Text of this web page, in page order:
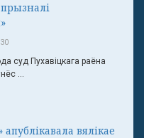
суд Пухавіцкага раёна
...
апублікавала вялікае